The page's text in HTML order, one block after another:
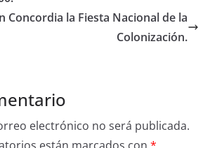
Concordia la Fiesta Nacional de la
Colonización.
electrónico no será publicada.